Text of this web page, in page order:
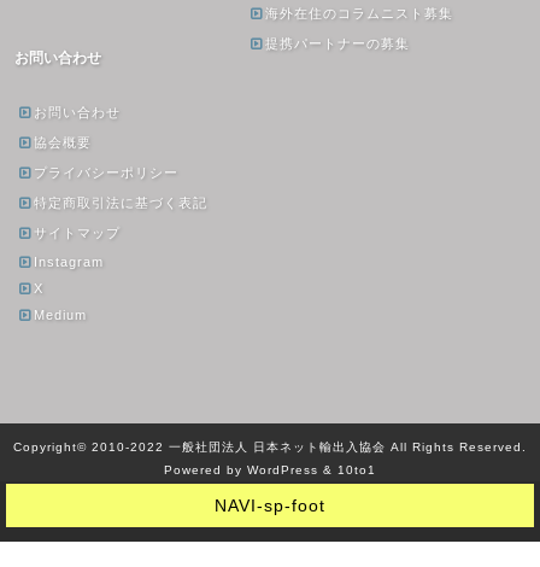
海外在住のコラムニスト募集
提携パートナーの募集
お問い合わせ
お問い合わせ
協会概要
プライバシーポリシー
特定商取引法に基づく表記
サイトマップ
Instagram
X
Medium
Copyright© 2010-2022 一般社団法人 日本ネット輸出入協会 All Rights Reserved.
Powered by WordPress & 10to1
NAVI-sp-foot